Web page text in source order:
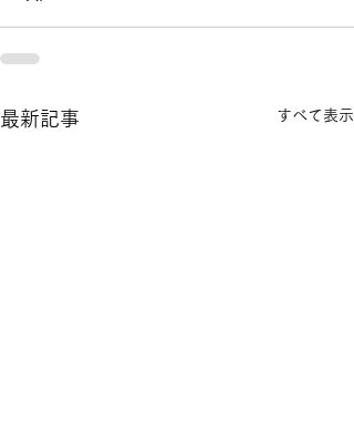
最新記事 すべて表示